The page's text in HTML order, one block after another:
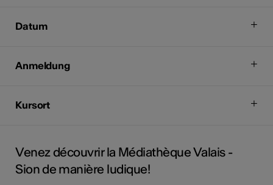
Datum
Anmeldung
Kursort
Venez découvrir la Médiathèque Valais -
Sion de manière ludique!